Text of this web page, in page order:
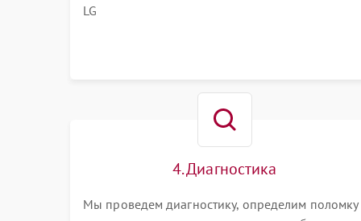
LG
4. Диагностика
Мы проведем диагностику, определим поломку